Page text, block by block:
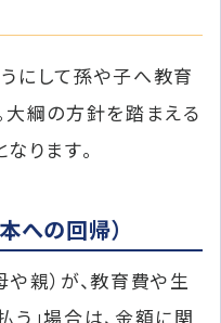
にして孫や子へ教育
大綱の方針を踏まえる
ります。
への回帰）
親）が、教育費や生
う」場合は、金額に関